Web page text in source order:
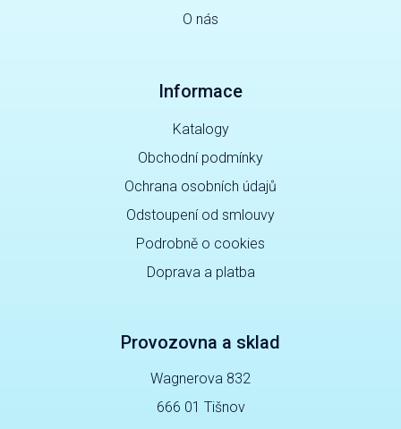
O nás
Informace
Katalogy
Obchodní podmínky
Ochrana osobních údajů
Odstoupení od smlouvy
Podrobně o cookies
Doprava a platba
Provozovna a sklad
Wagnerova 832
666 01 Tišnov